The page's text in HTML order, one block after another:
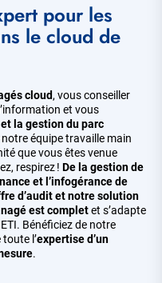
pour les
le cloud de
cloud, vous conseiller
et vous
la gestion du parc
équipe travaille main
que vous êtes venue
respirez ! De la gestion de
et l’infogérance de
d’audit et notre solution
est completet s’adapte
Bénéficiez de notre
l’expertise d’un
.